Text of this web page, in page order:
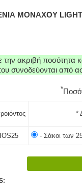
ΜΟΝΑΧΟΥ LIGHT
ακριβή ποσότητα
συνοδεύονται από
*
*
- Σάκοι των